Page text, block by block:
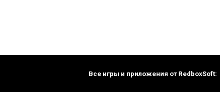
Все игры и приложения от RedboxSoft: